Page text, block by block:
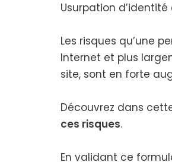
Usurpation d’identité
Les risques qu’une
Internet et plus
site, sont en forte
Découvrez dans
ces risques.
En vali­dant ce